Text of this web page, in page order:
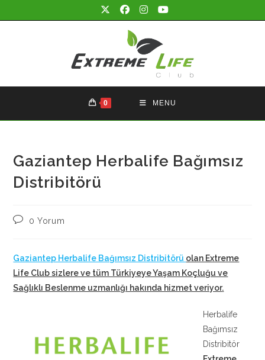
to
0 MENU
Gaziantep Herbalife Bağımsız
Distribitörü
Post0 Yorum
Gaziantep Herbalife Bağımsız Distribitörü olan Extreme
Life Club sizlere ve tüm Türkiyeye Yaşam Koçluğu ve
Sağlıklı Beslenme uzmanlığı hakında hizmet veriyor.
Herbalife
Bağımsız
Distribitör